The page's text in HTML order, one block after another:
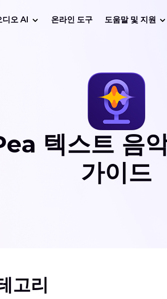
디오 AI 온라인 도구 도움말 및 지원
텍스트 음
가이드
고리